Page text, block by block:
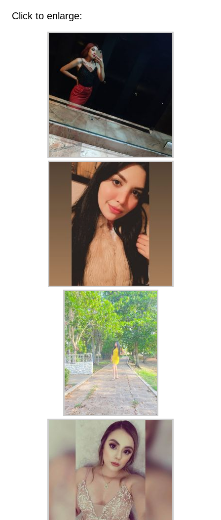
Click to enlarge: